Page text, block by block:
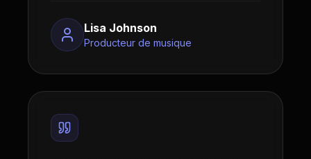
Lisa Johnson
Producteur de musique